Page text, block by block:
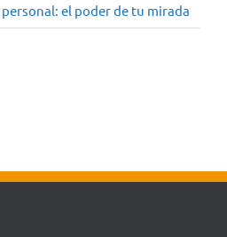
el poder de tu mirada